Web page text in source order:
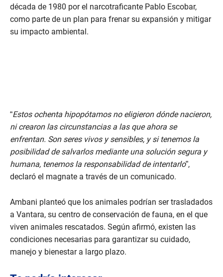
década de 1980 por el narcotraficante Pablo Escobar,
como parte de un plan para frenar su expansión y mitigar
su impacto ambiental.
“Estos ochenta hipopótamos no eligieron dónde nacieron,
ni crearon las circunstancias a las que ahora se
enfrentan. Son seres vivos y sensibles, y si tenemos la
posibilidad de salvarlos mediante una solución segura y
humana, tenemos la responsabilidad de intentarlo”,
declaró el magnate a través de un comunicado.
Ambani planteó que los animales podrían ser trasladados
a Vantara, su centro de conservación de fauna, en el que
viven animales rescatados. Según afirmó, existen las
condiciones necesarias para garantizar su cuidado,
manejo y bienestar a largo plazo.